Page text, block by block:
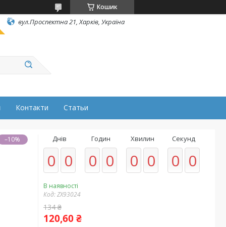
Кошик
вул.Проспектна 21, Харків, Україна
Контакти Статьи
–10% Днів
0 0
Годин
0 0
Хвилин
0 0
Секунд
0 0
В наявності
Код:ZX93024
134 ₴
120,60 ₴